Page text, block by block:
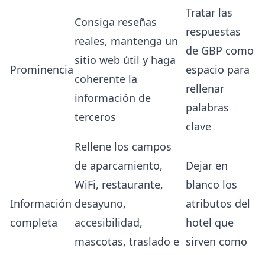
Prominencia
Consiga reseñas
reales, mantenga un
sitio web útil y haga
coherente la
información de
terceros
Tratar las
respuestas
de GBP como
espacio para
rellenar
palabras
clave
Información
completa
Rellene los campos
de aparcamiento,
WiFi, restaurante,
desayuno,
accesibilidad,
mascotas, traslado e
Dejar en
blanco los
atributos del
hotel que
sirven como